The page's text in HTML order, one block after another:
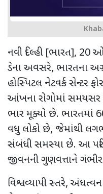
નવી દિલ્હી [ભારત], 20
ડેના અવસરે, ભારતના
હોસ્પિટલ નેટવર્ક સેન્ટર
આંખના રોગોમાં સમયસર
ભાર મૂક્યો છે. ભારતમાં
વધુ લોકો છે, જેમાંથી
સંબંધી સમસ્યા છે. આ
જીવનની ગુણવત્તાને
વિશ્વવ્યાપી સ્તરે,